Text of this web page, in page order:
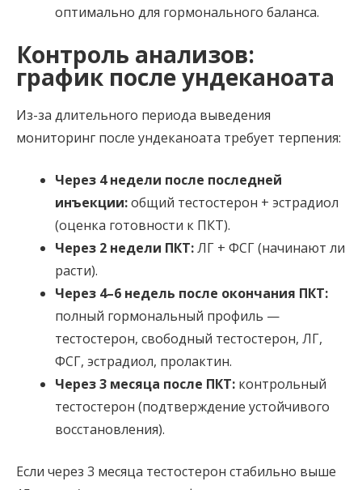
оптимально для гормонального баланса.
Контроль анализов:
график после ундеканоата
Из-за длительного периода выведения
мониторинг после ундеканоата требует терпения:
Через 4 недели после последней
инъекции:общий тестостерон + эстрадиол
(оценка готовности к ПКТ).
Через 2 недели ПКТ:ЛГ + ФСГ (начинают ли
расти).
Через 4–6 недель после окончания ПКТ:
полный гормональный профиль —
тестостерон, свободный тестостерон, ЛГ,
ФСГ, эстрадиол, пролактин.
Через 3 месяца после ПКТ: контрольный
тестостерон (подтверждение устойчивого
восстановления).
Если через 3 месяца тестостерон стабильно выше